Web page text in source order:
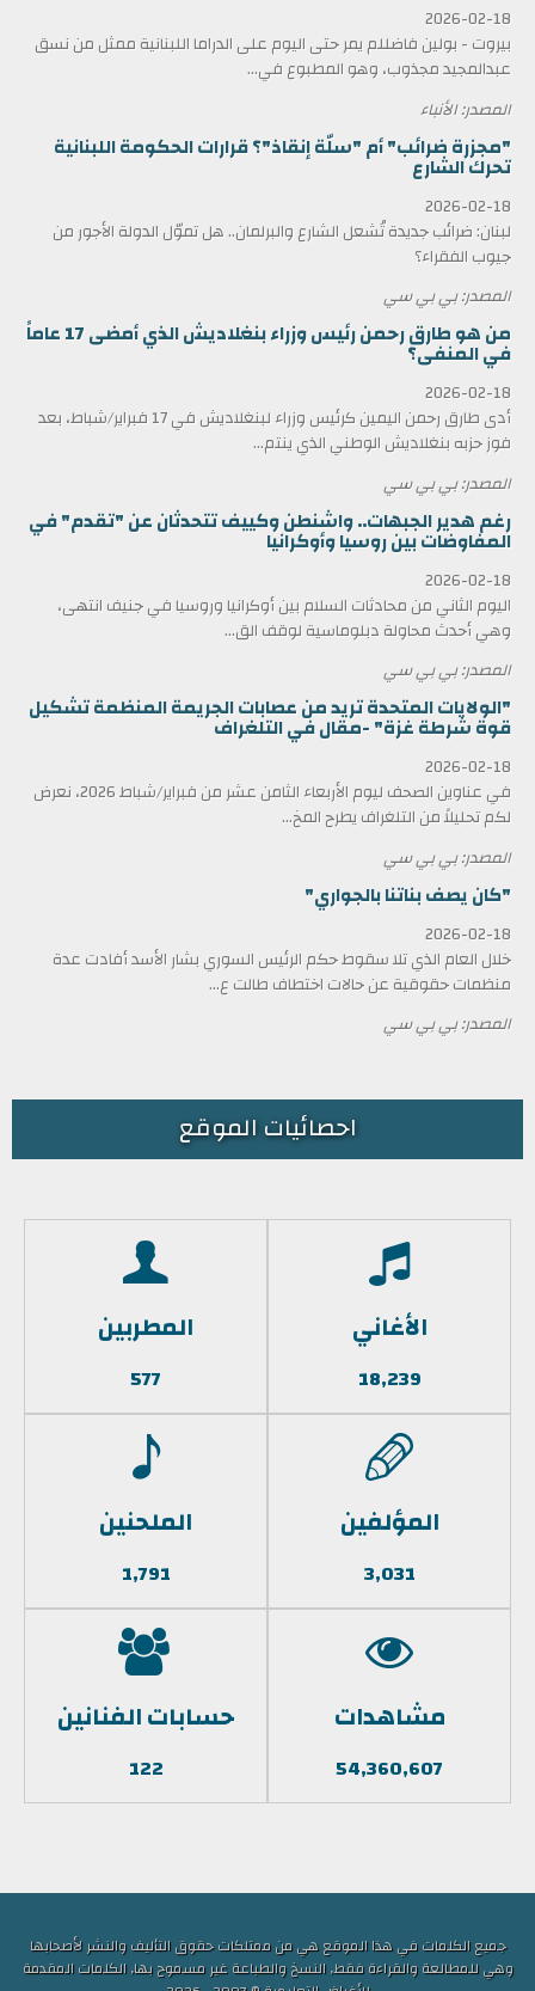
2026-02-18
بيروت - بولين فاضللم يمر حتى اليوم على الدراما اللبنانية ممثل من نسق
عبدالمجيد مجذوب، وهو المطبوع في...
المصدر: الأنباء
"مجزرة ضرائب" أم "سلّة إنقاذ"؟ قرارات الحكومة اللبنانية
تحرك الشارع
2026-02-18
لبنان: ضرائب جديدة تُشعل الشارع والبرلمان.. هل تموّل الدولة الأجور من
جيوب الفقراء؟
المصدر: بي بي سي
من هو طارق رحمن رئيس وزراء بنغلاديش الذي أمضى 17 عاماً
في المنفى؟
2026-02-18
أدى طارق رحمن اليمين كرئيس وزراء لبنغلاديش في 17 فبراير/شباط، بعد
فوز حزبه بنغلاديش الوطني الذي ينتم...
المصدر: بي بي سي
رغم هدير الجبهات.. واشنطن وكييف تتحدثان عن "تقدم" في
المفاوضات بين روسيا وأوكرانيا
2026-02-18
اليوم الثاني من محادثات السلام بين أوكرانيا وروسيا في جنيف انتهى،
وهي أحدث محاولة دبلوماسية لوقف الق...
المصدر: بي بي سي
"الولايات المتحدة تريد من عصابات الجريمة المنظمة تشكيل
قوة شرطة غزة" -مقال في التلغراف
2026-02-18
في عناوين الصحف ليوم الأربعاء الثامن عشر من فبراير/شباط 2026، نعرض
لكم تحليلاً من التلغراف يطرح المخ...
المصدر: بي بي سي
"كان يصف بناتنا بالجواري"
2026-02-18
خلال العام الذي تلا سقوط حكم الرئيس السوري بشار الأسد أفادت عدة
منظمات حقوقية عن حالات اختطاف طالت ع...
المصدر: بي بي سي
احصائيات الموقع
الأغاني
18,239
المطربين
577
المؤلفين
3,031
الملحنين
1,791
مشاهدات
54,360,607
حسابات الفنانين
122
جميع الكلمات في هذا الموقع هي من ممتلكات حقوق التأليف والنشر لأصحابها
وهي للمطالعة والقراءة فقط, النسخ والطباعة غير مسموح بها, الكلمات المقدمة